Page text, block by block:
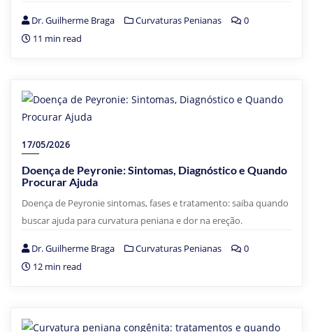
Dr. Guilherme Braga Curvaturas Penianas
0
11 min read
17/05/2026
Doença de Peyronie: Sintomas, Diagnóstico e Quando
Procurar Ajuda
Doença de Peyronie sintomas, fases e tratamento: saiba quando
buscar ajuda para curvatura peniana e dor na ereção.
Dr. Guilherme Braga Curvaturas Penianas
0
12 min read